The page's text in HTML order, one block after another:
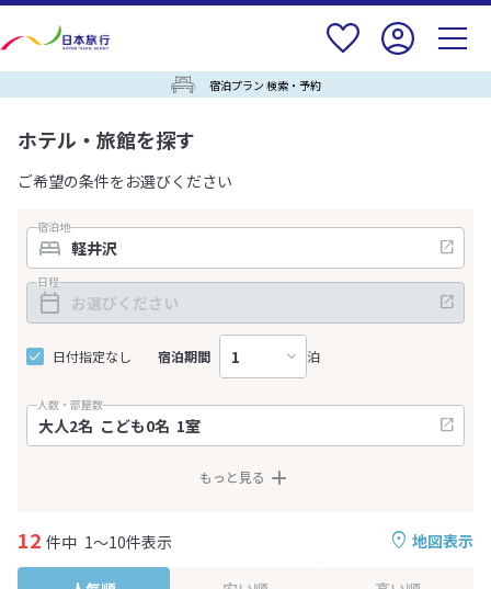
宿泊プラン 検索・予約
ホテル・旅館を探す
ご希望の条件をお選びください
宿泊地
日程
日付指定なし 宿泊期間 泊
人数・部屋数
もっと見る
地図表示
12 件中 1～10件表示